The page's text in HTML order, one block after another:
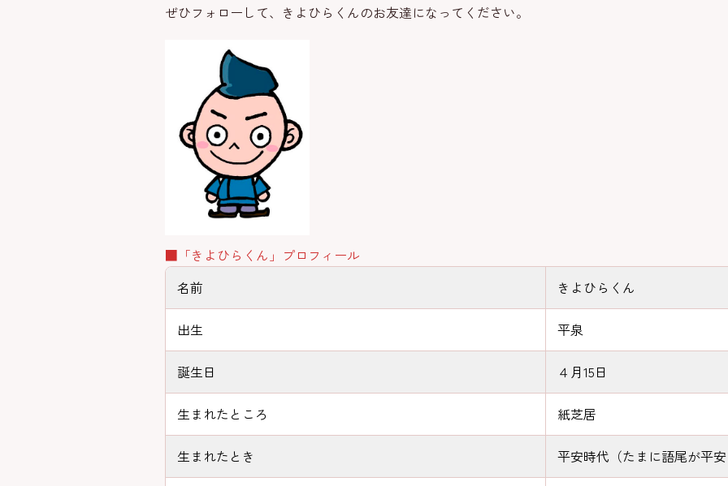
ぜひフォローして、きよひらくんのお友達になってください。
■「きよひらくん」プロフィール
名前
きよひらくん
出生 平泉
誕生日 ４月15日
生まれたところ 紙芝居
生まれたとき 平安時代（たまに語尾が平